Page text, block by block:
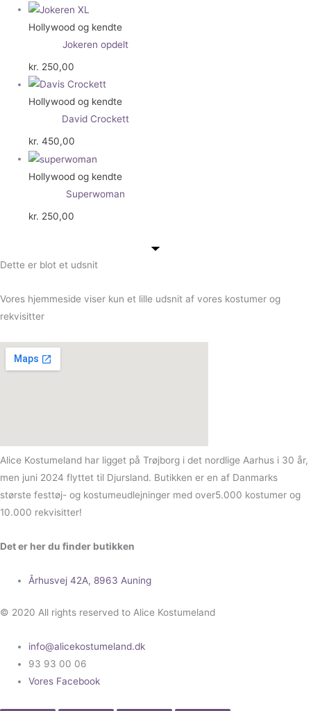
Hollywood og kendte
Jokeren opdelt
kr. 250,00
Hollywood og kendte
David Crockett
kr. 450,00
Hollywood og kendte
Superwoman
kr. 250,00
Dette er blot et udsnit
Vores hjemmeside viser kun et lille udsnit af vores kostumer og
rekvisitter
Alice Kostumeland har ligget på Trøjborg i det nordlige Aarhus i 30 år,
men juni 2024 flyttet til Djursland. Butikken er en af Danmarks
største festtøj- og kostumeudlejninger med over5.000 kostumer og
10.000 rekvisitter!
Det er her du finder butikken
Århusvej 42A, 8963 Auning
© 2020 All rights reserved to Alice Kostumeland
info@alicekostumeland.dk
93 93 00 06
Vores Facebook